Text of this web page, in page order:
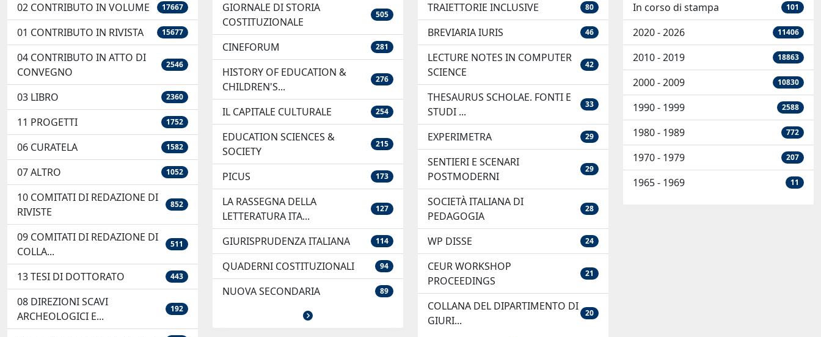
02 CONTRIBUTO IN VOLUME 17667
01 CONTRIBUTO IN RIVISTA 15677
04 CONTRIBUTO IN ATTO DI
CONVEGNO
2546
03 LIBRO 2360
11 PROGETTI 1752
06 CURATELA 1582
07 ALTRO 1052
10 COMITATI DI REDAZIONE DI
RIVISTE
852
09 COMITATI DI REDAZIONE DI
COLLA...
511
13 TESI DI DOTTORATO 443
08 DIREZIONI SCAVI
ARCHEOLOGICI E...
192
GIORNALE DI STORIA
COSTITUZIONALE
505
CINEFORUM 281
HISTORY OF EDUCATION &
CHILDREN'S...
276
IL CAPITALE CULTURALE 254
EDUCATION SCIENCES &
SOCIETY
215
PICUS 173
LA RASSEGNA DELLA
LETTERATURA ITA...
127
GIURISPRUDENZA ITALIANA 114
QUADERNI COSTITUZIONALI 94
NUOVA SECONDARIA 89
TRAIETTORIE INCLUSIVE 80
BREVIARIA IURIS 46
LECTURE NOTES IN COMPUTER
SCIENCE
42
THESAURUS SCHOLAE. FONTI E
STUDI ...
33
EXPERIMETRA 29
SENTIERI E SCENARI
POSTMODERNI
29
SOCIETÀ ITALIANA DI
PEDAGOGIA
28
WP DISSE 24
CEUR WORKSHOP
PROCEEDINGS
21
COLLANA DEL DIPARTIMENTO DI
GIURI...
20
In corso di stampa 101
2020 - 2026 11406
2010 - 2019 18863
2000 - 2009 10830
1990 - 1999 2588
1980 - 1989 772
1970 - 1979 207
1965 - 1969 11